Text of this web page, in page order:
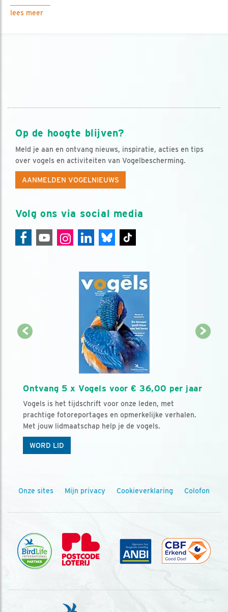
lees meer
Op de hoogte blijven?
Meld je aan en ontvang nieuws, inspiratie, acties en tips
over vogels en activiteiten van Vogelbescherming.
AANMELDEN VOGELNIEUWS
Volg ons via social media
Ontvang 5 x Vogels voor € 36,00 per jaar
Vogels is het tijdschrift voor onze leden, met
prachtige fotoreportages en opmerkelijke verhalen.
Met jouw lidmaatschap help je de vogels.
WORD LID
Onze sites Mijn privacy Cookieverklaring Colofon